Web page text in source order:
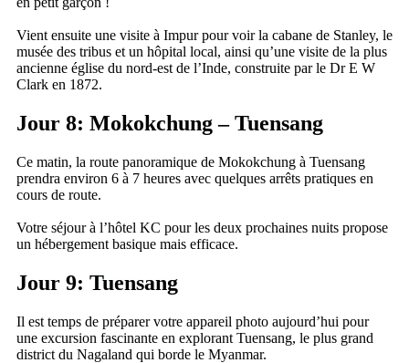
Vient ensuite une visite à Impur pour voir la cabane de Stanley, le
musée des tribus et un hôpital local, ainsi qu’une visite de la plus
ancienne église du nord-est de l’Inde, construite par le Dr E W
Clark en 1872.
Jour 8: Mokokchung – Tuensang
Ce matin, la route panoramique de Mokokchung à Tuensang
prendra environ 6 à 7 heures avec quelques arrêts pratiques en
cours de route.
Votre séjour à l’hôtel KC pour les deux prochaines nuits propose
un hébergement basique mais efficace.
Jour 9: Tuensang
Il est temps de préparer votre appareil photo aujourd’hui pour
une excursion fascinante en explorant Tuensang, le plus grand
district du Nagaland qui borde le Myanmar.